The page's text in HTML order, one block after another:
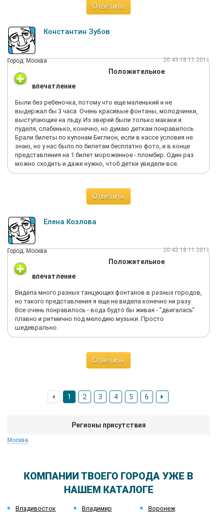
Ответить
Константин Зубов
Город: Москва 20:43 18.11.2011
Положительное
впечатление
Были без ребеночка, потому что еще маленький и не
выдержал бы 3 часа. Очень красивые фонтаны, молодчинки,
выступающие на льду. Из зверей были только макаки и
пуделя, слабенько, конечно, но думаю деткам понравилось.
Брали билеты по купонам Биглион, если в кассе условия не
знаю, но у нас было по билетам бесплатно фото, и в конце
представления на 1 билет мороженное - пломбир. Один раз
можно сходить и даже нужно, чтоб детки увидели все.
Ответить
Елена Козлова
Город: Москва 20:42 18.11.2011
Положительное
впечатление
Видела много разных танцующих фонтанов в разных городов,
но такого представления я еще не видела конечно ни разу.
Все очень понравилось - вода будто бы живая - "двигалась"
плавно и ритмично под мелодию музыки. Просто
шедеврально.
Ответить
1 2 3 4 5 6
Регионы присутствия
Москва
КОМПАНИИ ТВОЕГО ГОРОДА УЖЕ В
НАШЕМ КАТАЛОГЕ
Владивосток Владимир Воронеж